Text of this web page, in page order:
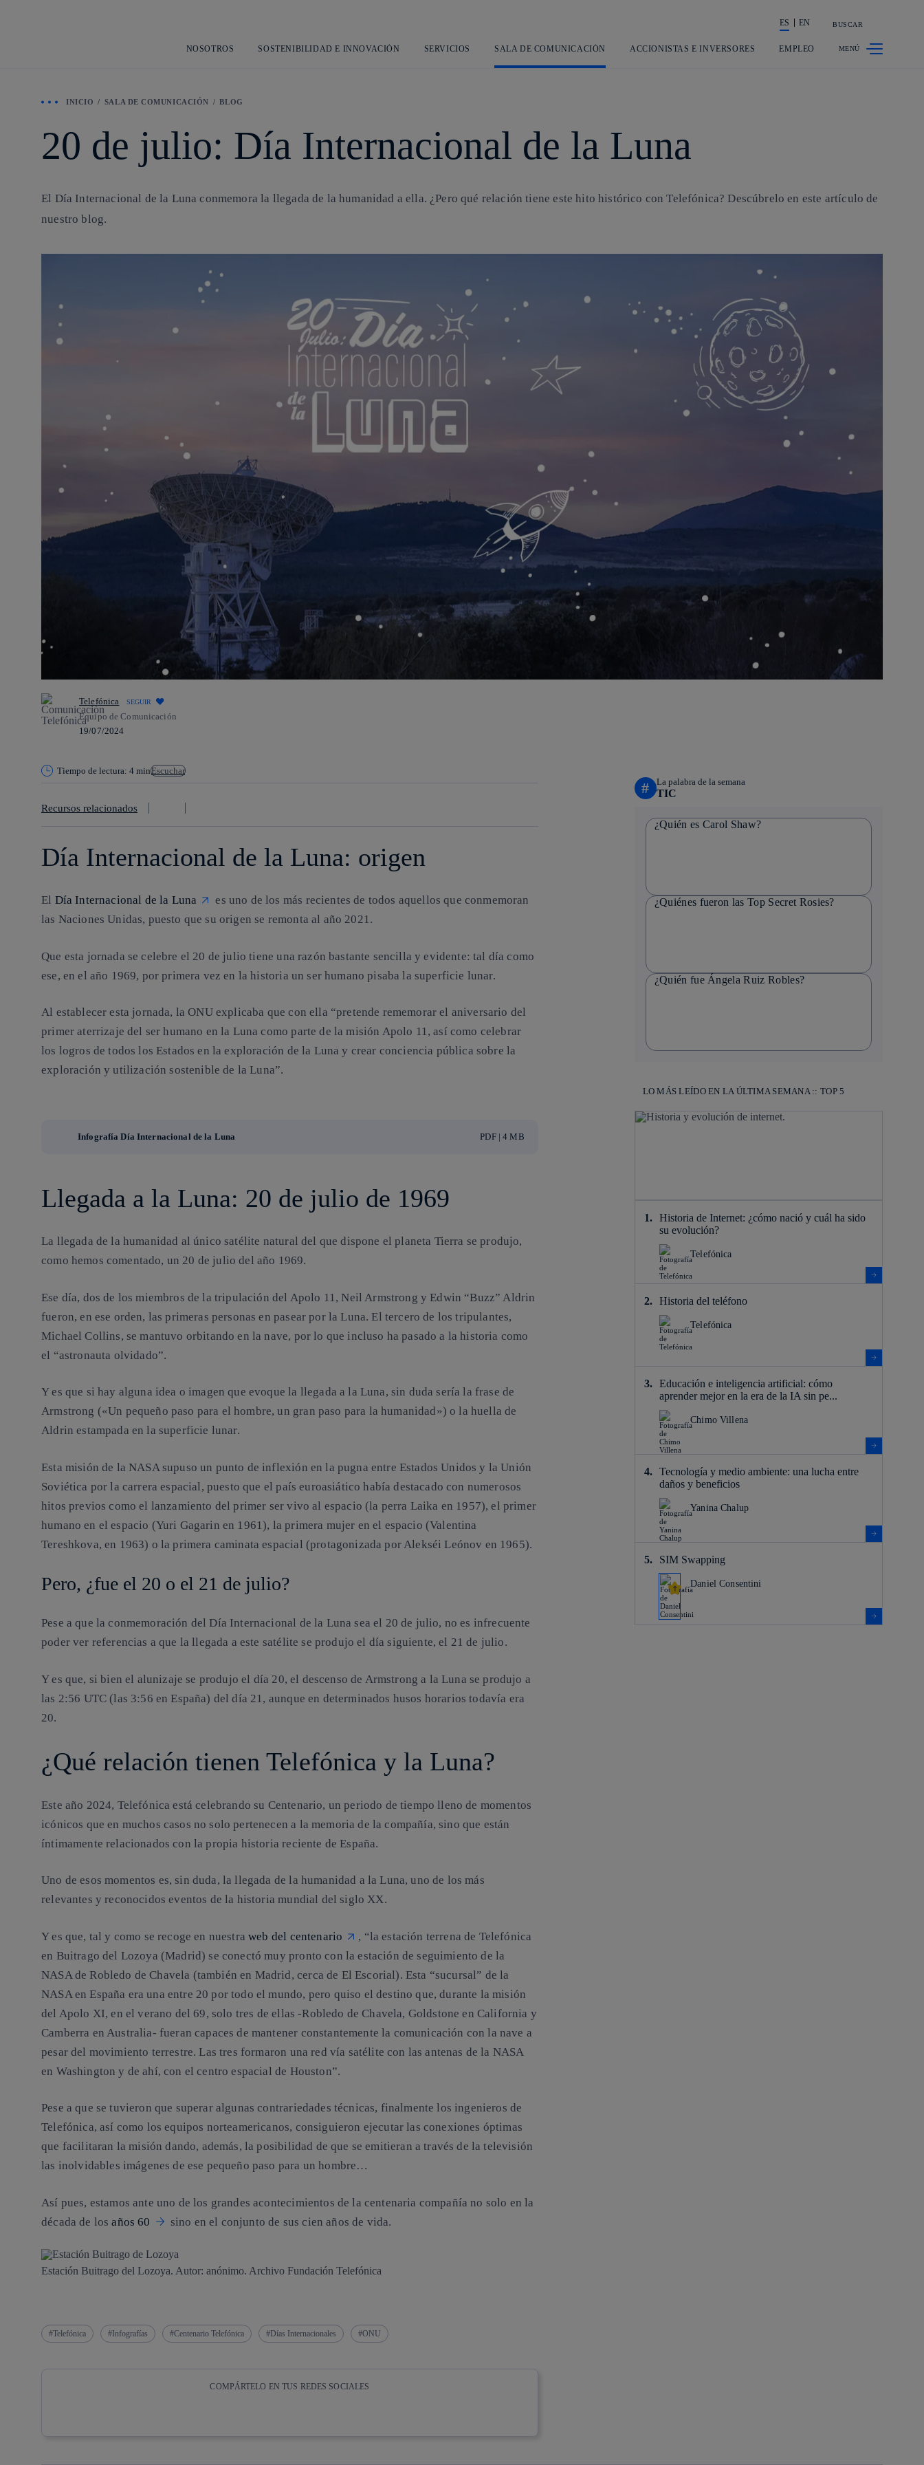
principal
La acción en accionistas e inversores
ES EN BUSCAR
NOSOTROS SOSTENIBILIDAD E INNOVACIÓN SERVICIOS SALA DE COMUNICACIÓN ACCIONISTAS E INVERSORES EMPLEO
INICIO SALA DE COMUNICACIÓN BLOG
20 de julio: Día Internacional de la Luna
El Día Internacional de la Luna conmemora la llegada de la humanidad a ella. ¿Pero qué relación tiene este hito histórico con Telefónica? Descúbrelo en este artículo de
nuestro blog.
Telefónica SEGUIR
Equipo de Comunicación
19/07/2024
Tiempo de lectura: 4 minEscuchar
Recursos relacionados
Día Internacional de la Luna: origen
El Día Internacional de la Luna
es uno de los más recientes de todos aquellos que conmemoran
las Naciones Unidas, puesto que su origen se remonta al año 2021.
Que esta jornada se celebre el 20 de julio tiene una razón bastante sencilla y evidente: tal día como
ese, en el año 1969, por primera vez en la historia un ser humano pisaba la superficie lunar.
Al establecer esta jornada, la ONU explicaba que con ella “pretende rememorar el aniversario del
primer aterrizaje del ser humano en la Luna como parte de la misión Apolo 11, así como celebrar
los logros de todos los Estados en la exploración de la Luna y crear conciencia pública sobre la
exploración y utilización sostenible de la Luna”.
Infografía Día Internacional de la Luna PDF | 4 MB
Llegada a la Luna: 20 de julio de 1969
La llegada de la humanidad al único satélite natural del que dispone el planeta Tierra se produjo,
como hemos comentado, un 20 de julio del año 1969.
Ese día, dos de los miembros de la tripulación del Apolo 11, Neil Armstrong y Edwin “Buzz” Aldrin
fueron, en ese orden, las primeras personas en pasear por la Luna. El tercero de los tripulantes,
Michael Collins, se mantuvo orbitando en la nave, por lo que incluso ha pasado a la historia como
el “astronauta olvidado”.
Y es que si hay alguna idea o imagen que evoque la llegada a la Luna, sin duda sería la frase de
Armstrong («Un pequeño paso para el hombre, un gran paso para la humanidad») o la huella de
Aldrin estampada en la superficie lunar.
Esta misión de la NASA supuso un punto de inflexión en la pugna entre Estados Unidos y la Unión
Soviética por la carrera espacial, puesto que el país euroasiático había destacado con numerosos
hitos previos como el lanzamiento del primer ser vivo al espacio (la perra Laika en 1957), el primer
humano en el espacio (Yuri Gagarin en 1961), la primera mujer en el espacio (Valentina
Tereshkova, en 1963) o la primera caminata espacial (protagonizada por Alekséi Leónov en 1965).
Pero, ¿fue el 20 o el 21 de julio?
Pese a que la conmemoración del Día Internacional de la Luna sea el 20 de julio, no es infrecuente
poder ver referencias a que la llegada a este satélite se produjo el día siguiente, el 21 de julio.
Y es que, si bien el alunizaje se produjo el día 20, el descenso de Armstrong a la Luna se produjo a
las 2:56 UTC (las 3:56 en España) del día 21, aunque en determinados husos horarios todavía era
20.
¿Qué relación tienen Telefónica y la Luna?
Este año 2024, Telefónica está celebrando su Centenario, un periodo de tiempo lleno de momentos
icónicos que en muchos casos no solo pertenecen a la memoria de la compañía, sino que están
íntimamente relacionados con la propia historia reciente de España.
Uno de esos momentos es, sin duda, la llegada de la humanidad a la Luna, uno de los más
relevantes y reconocidos eventos de la historia mundial del siglo XX.
Y es que, tal y como se recoge en nuestraweb del centenario
, “la estación terrena de Telefónica
en Buitrago del Lozoya (Madrid) se conectó muy pronto con la estación de seguimiento de la
NASA de Robledo de Chavela (también en Madrid, cerca de El Escorial). Esta “sucursal” de la
NASA en España era una entre 20 por todo el mundo, pero quiso el destino que, durante la misión
del Apolo XI, en el verano del 69, solo tres de ellas -Robledo de Chavela, Goldstone en California y
Camberra en Australia- fueran capaces de mantener constantemente la comunicación con la nave a
pesar del movimiento terrestre. Las tres formaron una red vía satélite con las antenas de la NASA
en Washington y de ahí, con el centro espacial de Houston”.
Pese a que se tuvieron que superar algunas contrariedades técnicas, finalmente los ingenieros de
Telefónica, así como los equipos norteamericanos, consiguieron ejecutar las conexiones óptimas
que facilitaran la misión dando, además, la posibilidad de que se emitieran a través de la televisión
las inolvidables imágenes de ese pequeño paso para un hombre…
Así pues, estamos ante uno de los grandes acontecimientos de la centenaria compañía no solo en la
década de losaños 60 sino en el conjunto de sus cien años de vida.
Estación Buitrago del Lozoya. Autor: anónimo. Archivo Fundación Telefónica
Telefónica Infografías Centenario Telefónica Días Internacionales ONU
COMPÁRTELO EN TUS REDES SOCIALES
# La palabra de la semana
TIC
¿Quién es Carol Shaw?
¿Quiénes fueron las Top Secret Rosies?
¿Quién fue Ángela Ruiz Robles?
LO MÁS LEÍDO EN LA ÚLTIMA SEMANA :: TOP 5
Historia de Internet: ¿cómo nació y cuál ha sido
su evolución?
Telefónica
Historia del teléfono
Telefónica
Educación e inteligencia artificial: cómo
aprender mejor en la era de la IA sin pe...
Chimo Villena
Tecnología y medio ambiente: una lucha entre
daños y beneficios
Yanina Chalup
SIM Swapping
Daniel Consentini